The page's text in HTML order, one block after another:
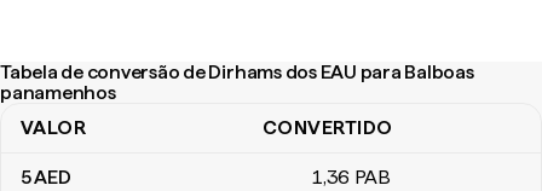
Tabela de conversão de Dirhams dos EAU para Balboas
panamenhos
Tabela de conversão de Dirhams dos EAU para Balboas
VALOR CONVERTIDO
5AED 1,36 PAB